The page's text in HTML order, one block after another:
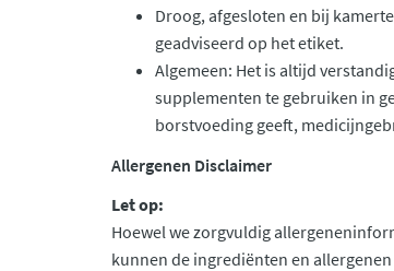
Droog, afgesloten en bij
geadviseerd op het etiket.
Algemeen: Het is altijd
supplementen te gebruiken in
borstvoeding geeft,
Allergenen Disclaimer
Let op:
Hoewel we zorgvuldig
kunnen de ingrediënten en